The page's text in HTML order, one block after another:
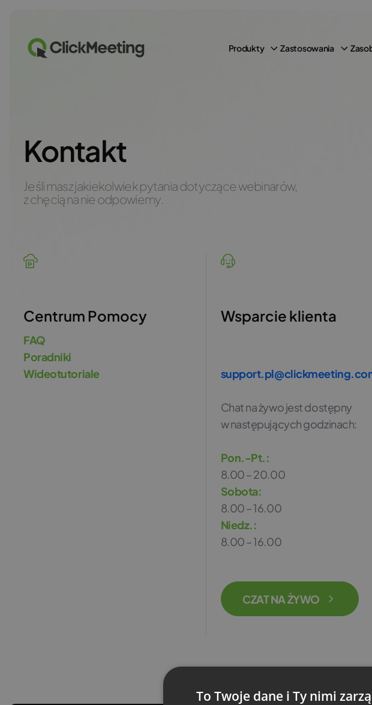
Produkty Zastosowania
Kontakt
Jeśli masz jakiekolwiek pytania dotyczące webinarów,
z chęcią na nie odpowiemy.
Centrum Pomocy
FAQ
Poradniki
Wideotutoriale
Wsparcie klienta
Chat na żywo jest dostępny
w następujących godzinach:
Pon.-Pt.:
8.00 – 20.00
Sobota:
8.00 – 16.00
Niedz.:
8.00 – 16.00
CZAT NA ŻYWO
To Twoje dane i Ty nimi